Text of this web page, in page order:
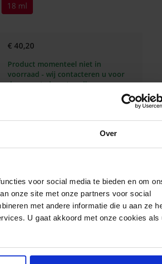
Over
voor social media te bieden en om
onze site met onze partners voor social
met andere informatie die u aan ze
U gaat akkoord met onze cookies als
18 ml
€ 40,20
Product momenteel niet in
voorraad - wij contacteren u voor
de correcte levertermijn
Börlind Beauty Pearls Capsules voor
met ceramiden en bernagiezaadolie.
bernagiezaadolie bevorderen het
het vochtbindend vermogen van de huid. Direct
voor een voelbaar geregenereerde en